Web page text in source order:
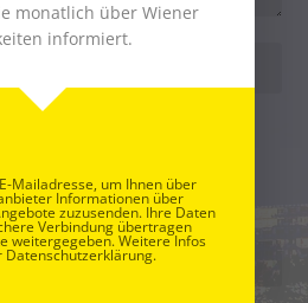
Website in diesem Browser für
speichern.
ein:
monatlich über Wiener
informiert.
Mailadresse, um Ihnen über
Informationen über
zuzusenden. Ihre Daten
Verbindung übertragen
weitergegeben. Weitere Infos
Datenschutzerklärung.